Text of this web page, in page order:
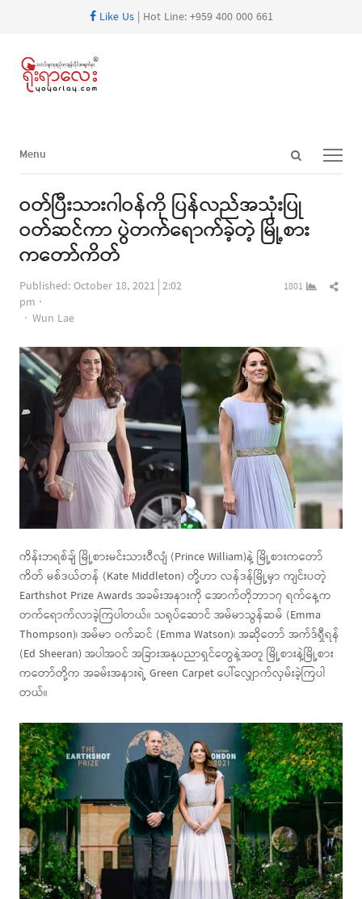
Like Us| Hot Line: +959 400 000 661
Open
Menu
Menu
ဝတ်ပြီးသားဂါဝန်ကို ပြန်လည်အသုံးပြု
ဝတ်ဆင်ကာ ပွဲတက်ရောက်ခဲ့တဲ့ မြို့စား
ကတော်ကိတ်
Published:October 18, 2021 2:02
pm
Author
Wun Lae
1801
ကိန်းဘရစ်ချ် မြို့စားမင်းသားဝီလျံ (Prince William)နဲ့ မြို့စားကတော်
ကိတ် မစ်ဒယ်တန် (Kate Middleton) တို့ဟာ လန်ဒန်မြို့မှာ ကျင်းပတဲ့
Earthshot Prize Awards အခမ်းအနားကို အောက်တိုဘာ၁၇ ရက်နေ့က
တက်ရောက်လာခဲ့ကြပါတယ်။ သရုပ်ဆောင် အမ်မာသွန်ဆမ် (Emma
Thompson)၊ အမ်မာ ဝက်ဆင် (Emma Watson)၊ အဆိုတော် အက်ဒ်ရှီရန်
(Ed Sheeran) အပါအဝင် အခြားအနုပညာရှင်တွေနဲ့အတူ မြို့စားနဲ့မြို့စား
ကတော်တို့က အခမ်းအနားရဲ့ Green Carpet ပေါ်လျှောက်လှမ်းခဲ့ကြပါ
တယ်။